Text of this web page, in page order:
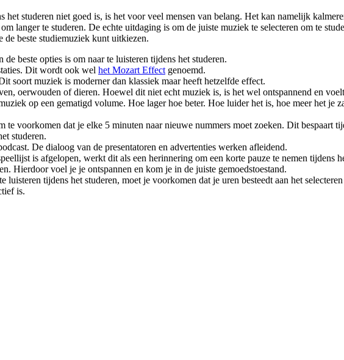
studeren niet goed is, is het voor veel mensen van belang. Het kan namelijk
langer te studeren. De echte uitdaging is om de juiste muziek te selecteren om te
beste studiemuziek kunt uitkiezen.
beste opties is om naar te luisteren tijdens het studeren.
Dit wordt ook wel het Mozart Effect genoemd.
soort muziek is moderner dan klassiek maar heeft hetzelfde effect.
oerwouden of dieren. Hoewel dit niet echt muziek is, is het wel ontspannend en
op een gematigd volume. Hoe lager hoe beter. Hoe luider het is, hoe meer het je
voorkomen dat je elke 5 minuten naar nieuwe nummers moet zoeken. Dit bespaart
studeren.
De dialoog van de presentatoren en advertenties werken afleidend.
is afgelopen, werkt dit als een herinnering om een ​​korte pauze te nemen tijdens
Hierdoor voel je je ontspannen en kom je in de juiste gemoedstoestand.
tijdens het studeren, moet je voorkomen dat je uren besteedt aan het
is.